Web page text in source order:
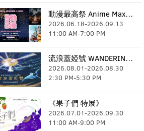
動漫最高祭 Anime Max Festival
2026.06.18-2026.09.13
11:00 AM-7:00 PM
流浪蓋婭號 WANDERING GAIA
2026.08.01-2026.08.30
2:30 PM-5:30 PM
《果子們 特展》
2026.07.01-2026.09.30
11:00 AM-9:00 PM